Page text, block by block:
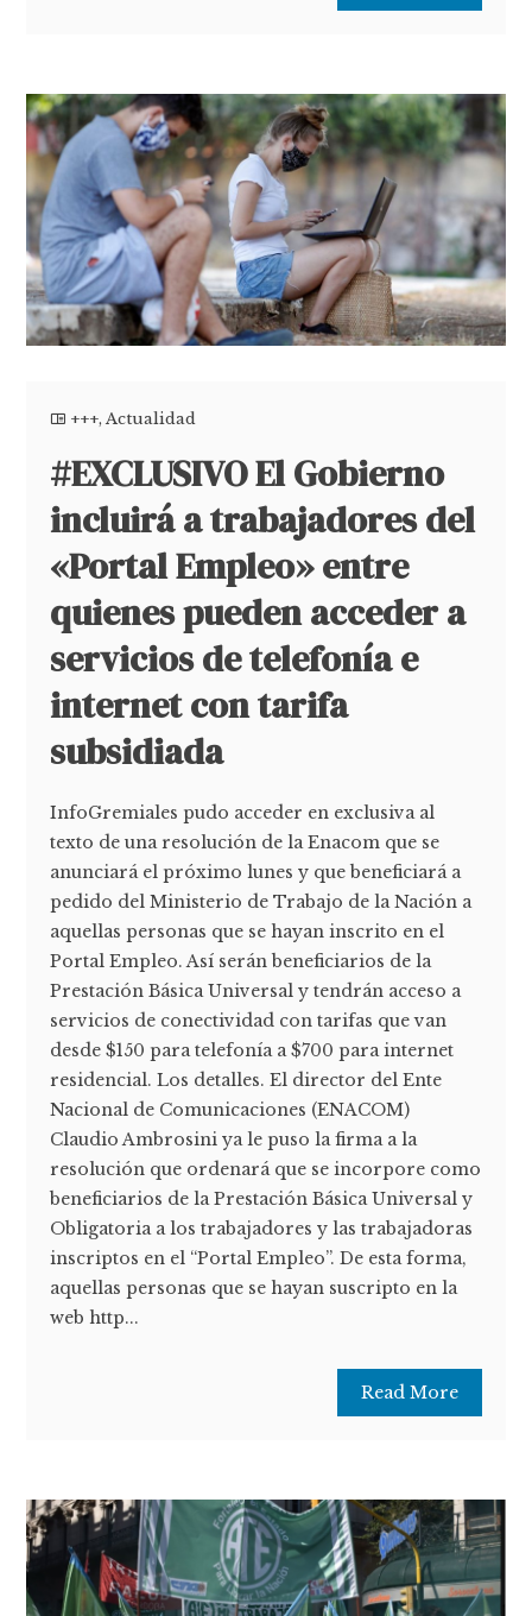
+++,Actualidad
#EXCLUSIVO El Gobierno
incluirá a trabajadores del
«Portal Empleo» entre
quienes pueden acceder a
servicios de telefonía e
internet con tarifa
subsidiada
InfoGremiales pudo acceder en exclusiva al
texto de una resolución de la Enacom que se
anunciará el próximo lunes y que beneficiará a
pedido del Ministerio de Trabajo de la Nación a
aquellas personas que se hayan inscrito en el
Portal Empleo. Así serán beneficiarios de la
Prestación Básica Universal y tendrán acceso a
servicios de conectividad con tarifas que van
desde $150 para telefonía a $700 para internet
residencial. Los detalles. El director del Ente
Nacional de Comunicaciones (ENACOM)
Claudio Ambrosini ya le puso la firma a la
resolución que ordenará que se incorpore como
beneficiarios de la Prestación Básica Universal y
Obligatoria a los trabajadores y las trabajadoras
inscriptos en el “Portal Empleo”. De esta forma,
aquellas personas que se hayan suscripto en la
web http...
Read More